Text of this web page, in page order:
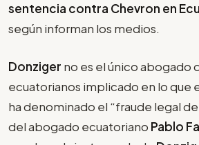
sentencia contra Chevron en
según informan los medios.
Donziger no es el único abogado
ecuatorianos implicado en lo que
ha denominado el “fraude legal
del abogado ecuatoriano Pablo